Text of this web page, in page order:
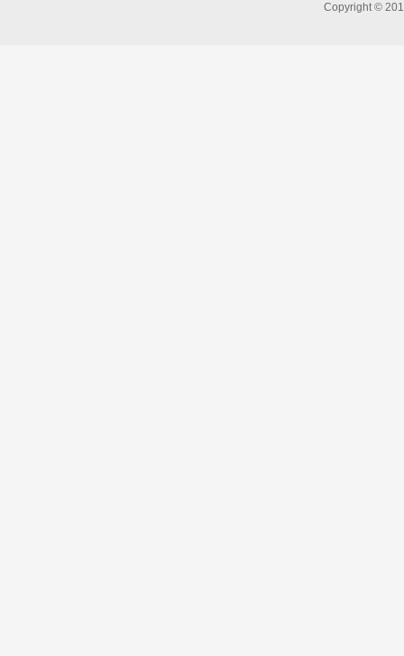
Copyright ©